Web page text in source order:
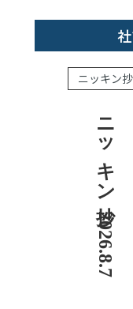
ニッキン抄
ニッキン抄 2026.8.7